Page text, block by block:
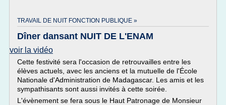
TRAVAIL DE NUIT FONCTION PUBLIQUE »
Dîner dansant NUIT DE L'ENAM
voir la vidéo
Cette festivité sera l'occasion de retrouvailles entre les
élèves actuels, avec les anciens et la mutuelle de l'École
Nationale d'Administration de Madagascar. Les amis et les
sympathisants sont aussi invités à cette soirée.
L'évènement se fera sous le Haut Patronage de Monsieur